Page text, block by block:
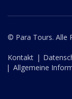
© Para Tours. Alle
Kontakt |
| Allgemeine